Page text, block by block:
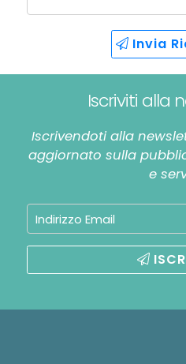
Invia
Iscriviti alla
Iscrivendoti alla
aggiornato sulla
e